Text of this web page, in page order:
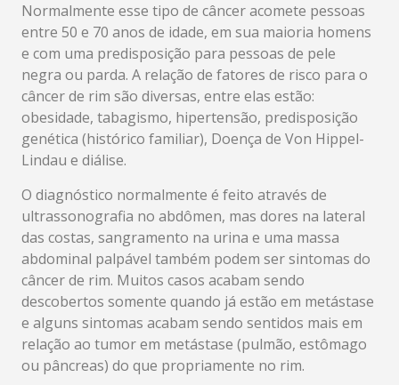
Normalmente esse tipo de câncer acomete pessoas
entre 50 e 70 anos de idade, em sua maioria homens
e com uma predisposição para pessoas de pele
negra ou parda. A relação de fatores de risco para o
câncer de rim são diversas, entre elas estão:
obesidade, tabagismo, hipertensão, predisposição
genética (histórico familiar), Doença de Von Hippel-
Lindau e diálise.
O diagnóstico normalmente é feito através de
ultrassonografia no abdômen, mas dores na lateral
das costas, sangramento na urina e uma massa
abdominal palpável também podem ser sintomas do
câncer de rim. Muitos casos acabam sendo
descobertos somente quando já estão em metástase
e alguns sintomas acabam sendo sentidos mais em
relação ao tumor em metástase (pulmão, estômago
ou pâncreas) do que propriamente no rim.